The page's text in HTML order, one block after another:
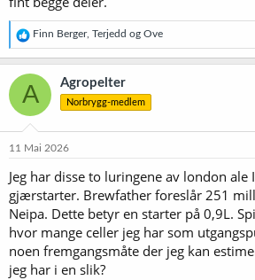
R
e
a
k
s
o
e
:
Finn Berger, Terjedd og Ove
A Agropelter
Norbrygg-medlem
11 Mai 2026
Jeg har disse to luringene av london ale
gjærstarter. Brewfather foreslår 251
Neipa. Dette betyr en starter på 0,9L.
hvor mange celler jeg har som
noen fremgangsmåte der jeg kan
jeg har i en slik?